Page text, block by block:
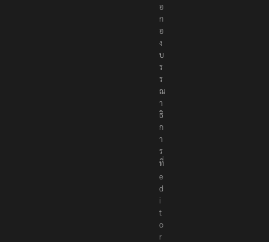
อ
ก
อ
ง
บ
ร
ร
ณ
า
ธิ
ก
า
ร
ที่
e
d
i
t
o
r